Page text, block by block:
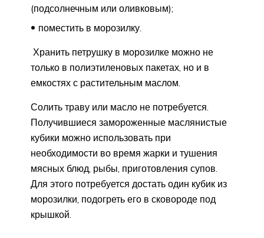
(подсолнечным или оливковым);
поместить в морозилку.
Хранить петрушку в морозилке можно не
только в полиэтиленовых пакетах, но и в
емкостях с растительным маслом.
Солить траву или масло не потребуется.
Получившиеся замороженные маслянистые
кубики можно использовать при
необходимости во время жарки и тушения
мясных блюд, рыбы, приготовления супов.
Для этого потребуется достать один кубик из
морозилки, подогреть его в сковороде под
крышкой.